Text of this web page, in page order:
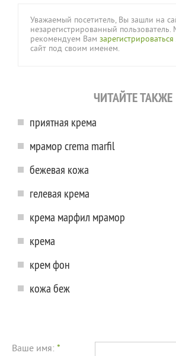
Уважаемый посетитель, Вы зашли на
незарегистрированный пользователь.
рекомендуем Вам зарегистрироваться
сайт под своим именем.
ЧИТАЙТЕ ТАКЖЕ
приятная крема
мрамор crema marfil
бежевая кожа
гелевая крема
крема марфил мрамор
крема
крем фон
кожа беж
Ваше имя: *